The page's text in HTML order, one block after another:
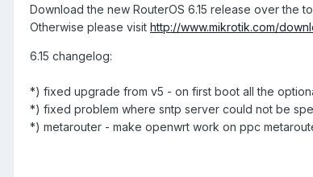
Download the new RouterOS 6.15 release over the
Otherwise please visit http://www.mikrotik.com/
6.15 changelog:
*) fixed upgrade from v5 - on first boot all the
*) fixed problem where sntp server could not be
*) metarouter - make openwrt work on ppc